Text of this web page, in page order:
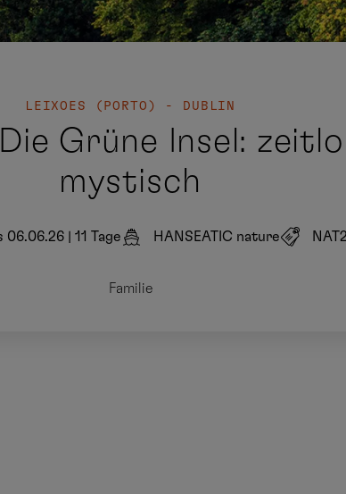
LEIXOES (PORTO) - DUBLIN
Grüne Insel:
mystisch
06.06.26 11 Tage HANSEATIC nature
Familie